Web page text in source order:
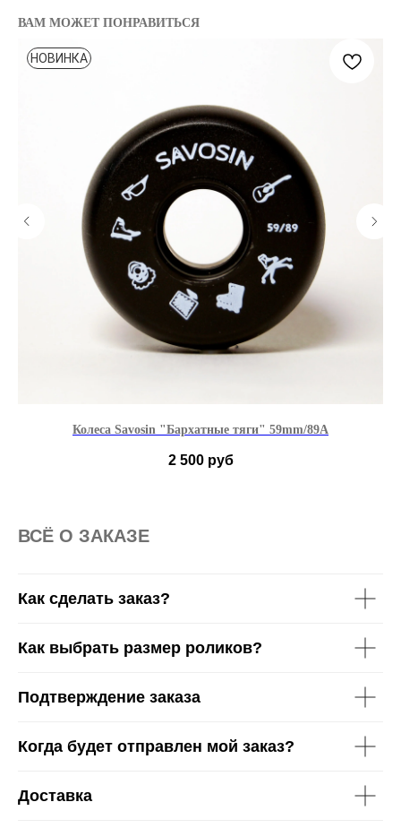
ВАМ МОЖЕТ ПОНРАВИТЬСЯ
НОВИНКА
Колеса Savosin "Бархатные тяги" 59mm/89A
2 500 руб
ВСË О ЗАКАЗЕ
Как сделать заказ?
Как выбрать размер роликов?
Подтверждение заказа
Когда будет отправлен мой заказ?
Доставка